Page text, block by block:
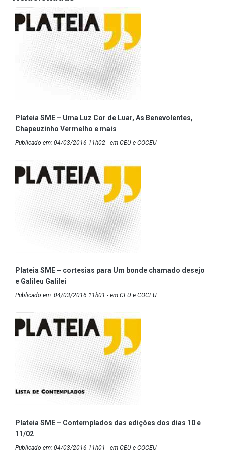
Plateia SME – Uma Luz Cor de Luar, As Benevolentes,
Chapeuzinho Vermelho e mais
Publicado em: 04/03/2016 11h02 - em CEU e COCEU
Plateia SME – cortesias para Um bonde chamado desejo
e Galileu Galilei
Publicado em: 04/03/2016 11h01 - em CEU e COCEU
Plateia SME – Contemplados das edições dos dias 10 e
11/02
Publicado em: 04/03/2016 11h01 - em CEU e COCEU